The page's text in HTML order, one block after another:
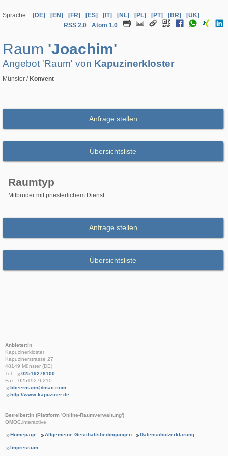
Sprache: [DE] [EN] [FR] [ES] [IT] [NL] [PL] [PT] [BR]
[UK]
RSS 2.0
Atom 1.0
Raum 'Joachim'
Angebot 'Raum' von Kapuzinerkloster
Münster / Konvent
Anfrage stellen
Übersichtsliste
Raumtyp
Mitbrüder mit priesterlichem Dienst
Anfrage stellen
Übersichtsliste
Anbieter:in
Kapuzinerkloster
Kapuzinerstrasse 27
48149 Münster (DE)
Tel.:
02519276100
Fax.: 02519276210
bbeermann@mac.com
http://www.kapuziner.de
Betreiber:in (Plattform 'Online-Raumverwaltung')
OMOC.interactive
Homepage Allgemeine Geschäftsbedingungen Datenschutzerklärung
Impressum